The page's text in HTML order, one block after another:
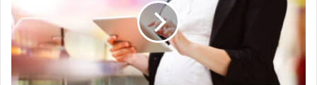
RETORNAR
AO
TRABALHO
PRESENCIAL